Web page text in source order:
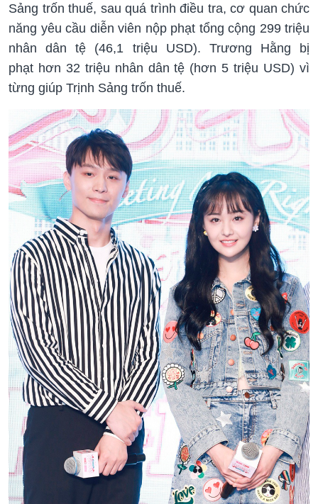
Sảng trốn thuế, sau quá trình điều tra, cơ quan chức
năng yêu cầu diễn viên nộp phạt tổng cộng 299 triệu
nhân dân tệ (46,1 triệu USD). Trương Hằng bị
phạt hơn 32 triệu nhân dân tệ (hơn 5 triệu USD) vì
từng giúp Trịnh Sảng trốn thuế.